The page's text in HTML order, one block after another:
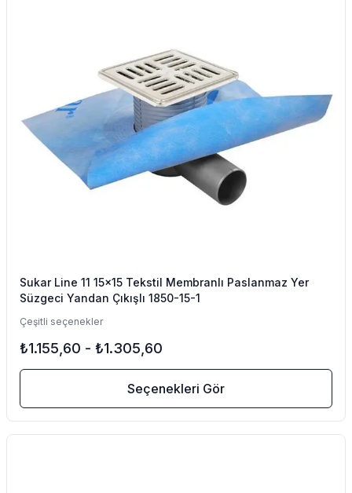
Sukar Line 11 15x15 Tekstil Membranlı Paslanmaz Yer
Süzgeci Yandan Çıkışlı 1850-15-1
Çeşitli seçenekler
₺1.155,60 - ₺1.305,60
Seçenekleri Gör